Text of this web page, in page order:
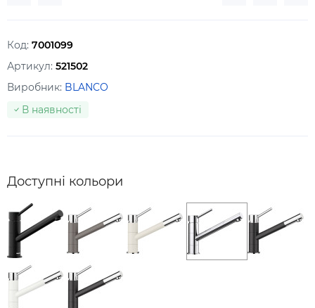
Код: 7001099
Артикул: 521502
Виробник: BLANCO
В наявності
Доступні кольори